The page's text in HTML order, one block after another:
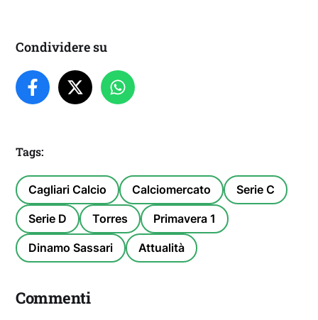
Condividere su
Tags:
Cagliari Calcio Calciomercato Serie C
Serie D Torres Primavera 1
Dinamo Sassari Attualità
Commenti